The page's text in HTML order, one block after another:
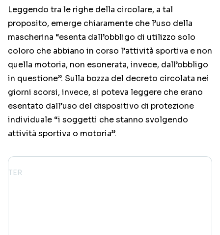
Leggendo tra le righe della circolare, a tal
proposito, emerge chiaramente che l’uso della
mascherina “esenta dall’obbligo di utilizzo solo
coloro che abbiano in corso l’attività sportiva e non
quella motoria, non esonerata, invece, dall’obbligo
in questione”. Sulla bozza del decreto circolata nei
giorni scorsi, invece, si poteva leggere che erano
esentato dall’uso del dispositivo di protezione
individuale “i soggetti che stanno svolgendo
attività sportiva o motoria”.